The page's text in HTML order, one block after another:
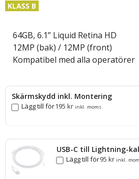
KLASS B
64GB, 6.1” Liquid Retina HD
12MP (bak) / 12MP (front)
Kompatibel med alla operatörer
Skärmskydd inkl. Montering
Lägg till för195kr inkl. moms
USB-C till Lightning-
Lägg till för95kr inkl.